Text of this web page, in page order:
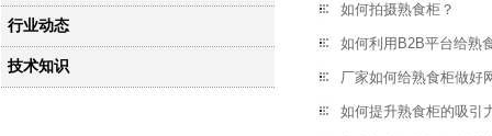
行业动态
技术知识
如何拍摄熟食柜？
如何利用B2B平台给熟
厂家如何给熟食柜做好
如何提升熟食柜的吸引